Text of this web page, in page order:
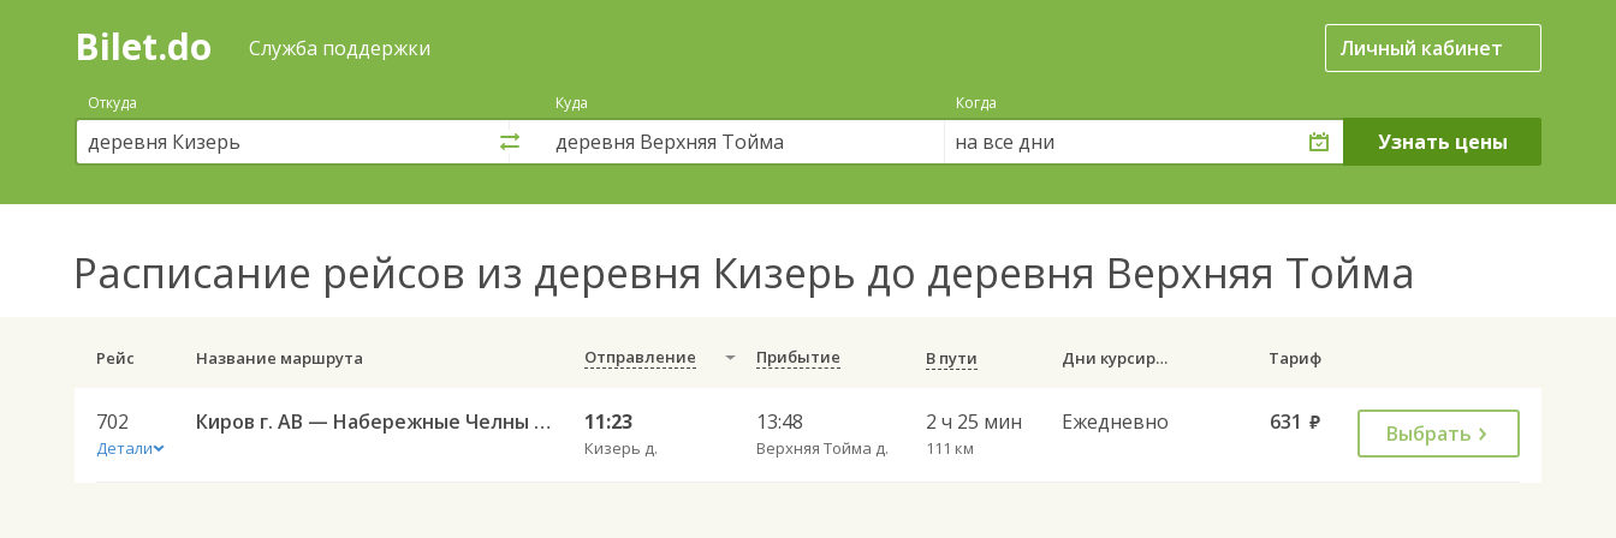
Поиск
покупка
билетов
автобус
онлайн
Bilet.do Служба поддержки Личный кабинет
Откуда Куда Когда
на все дни
Расписание рейсов из деревня Кизерь до деревня Верхняя Тойма
Рейс Название маршрута Отправление Прибытие В пути Дни курсирования Тариф
702
Детали
Киров г. АВ — Набережные Челны АВ 702 11:23
Кизерь д.
13:48
Верхняя Тойма д.
2 ч 25 мин
111 км
Ежедневно 631 руб. Выбрать